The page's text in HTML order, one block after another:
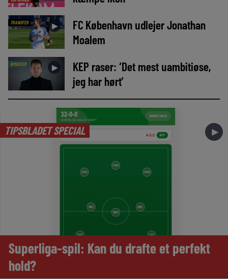
TRANSFER ►
FC København udlejer Jonathan
Moalem
NYHEDER ►
KEP raser: ‘Det mest uambitiøse,
jeg har hørt’
TIPSBLADET SPECIAL ►
Superliga-spil: Kan du drafte et perfekt
hold?